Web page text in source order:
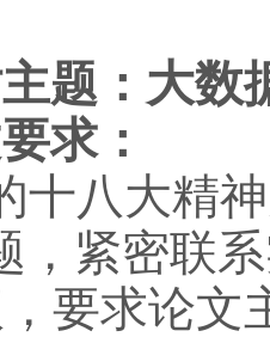
题： 大数
求：
十八大精
，紧密联
要求论文